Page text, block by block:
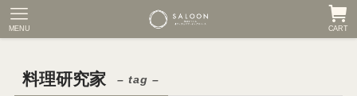
CART
MENU
料理研究家 – tag –